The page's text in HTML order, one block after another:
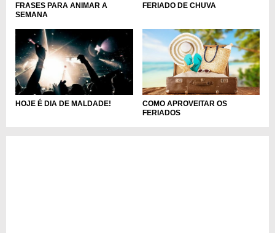
FRASES PARA ANIMAR A
SEMANA
FERIADO DE CHUVA
HOJE É DIA DE MALDADE!
COMO APROVEITAR OS
FERIADOS